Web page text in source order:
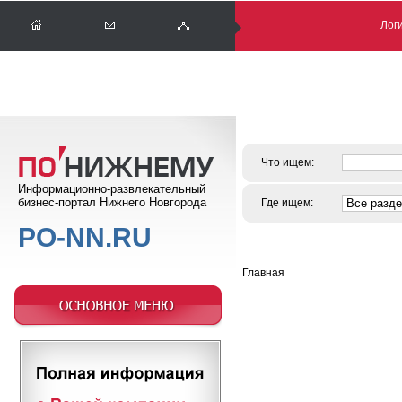
Что ищем:
Где ищем:
Главная
Информационно-развлекательный
бизнес-портал Нижнего Новгорода
PO-NN.RU